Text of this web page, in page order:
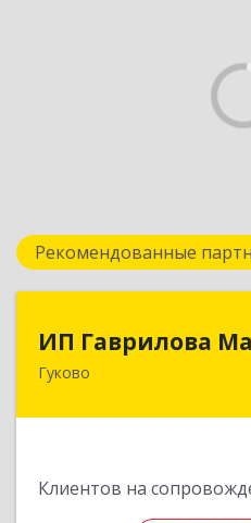
Рекомендованные
ИП Гаврилова
Гуково
Клиентов на